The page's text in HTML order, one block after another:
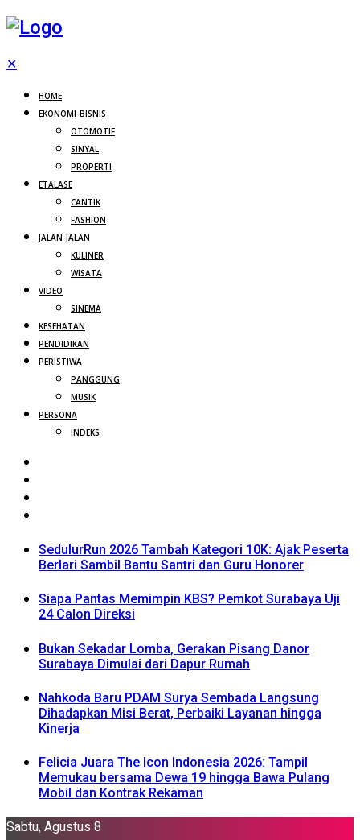
✕
HOME
EKONOMI-BISNIS
OTOMOTIF
SINYAL
PROPERTI
ETALASE
CANTIK
FASHION
JALAN-JALAN
KULINER
WISATA
VIDEO
SINEMA
KESEHATAN
PENDIDIKAN
PERISTIWA
PANGGUNG
MUSIK
PERSONA
INDEKS
SedulurRun 2026 Tambah Kategori 10K: Ajak Peserta
Berlari Sambil Bantu Santri dan Guru Honorer
Siapa Pantas Memimpin KBS? Pemkot Surabaya Uji
24 Calon Direksi
Bukan Sekadar Lomba, Gerakan Pisang Danor
Surabaya Dimulai dari Dapur Rumah
Nahkoda Baru PDAM Surya Sembada Langsung
Dihadapkan Misi Berat, Perbaiki Layanan hingga
Kinerja
Felicia Juara The Icon Indonesia 2026: Tampil
Memukau bersama Dewa 19 hingga Bawa Pulang
Mobil dan Kontrak Rekaman
Sabtu, Agustus 8